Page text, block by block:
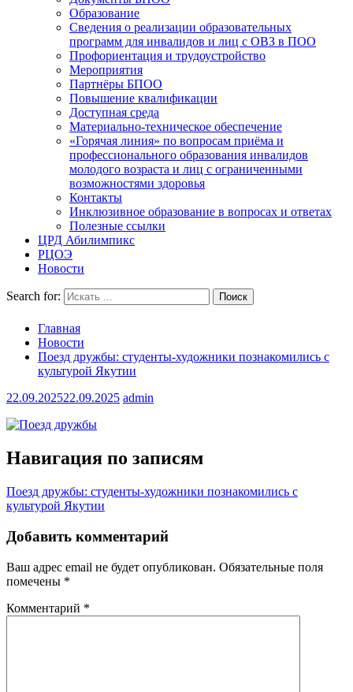
Образование
Сведения о реализации образовательных
программ для инвалидов и лиц с ОВЗ в ПОО
Профориентация и трудоустройство
Мероприятия
Партнёры БПОО
Повышение квалификации
Доступная среда
Материально-техническое обеспечение
«Горячая линия» по вопросам приёма и
профессионального образования инвалидов
молодого возраста и лиц с ограниченными
возможностями здоровья
Контакты
Инклюзивное образование в вопросах и ответах
Полезные ссылки
ЦРД Абилимпикс
РЦОЭ
Новости
Search for:
Главная
Новости
Поезд дружбы: студенты-художники познакомились с
культурой Якутии
22.09.202522.09.2025 admin
Навигация по записям
Поезд дружбы: студенты-художники познакомились с
культурой Якутии
Добавить комментарий
Ваш адрес email не будет опубликован. Обязательные поля
помечены *
Комментарий *